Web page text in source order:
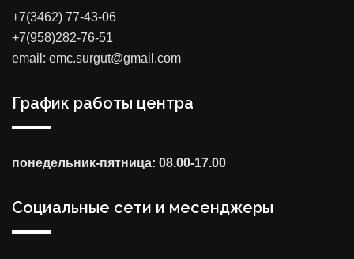
+7(3462) 77-43-06
+7(958)282-76-51
email: emc.surgut@gmail.com
График работы центра
понедельник-пятница: 08.00-17.00
Социальные сети и месенджеры